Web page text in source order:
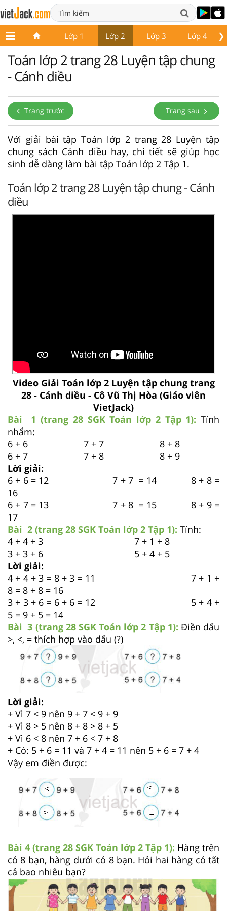
❯
Lớp 1 Lớp 2 Lớp 3 Lớp 4
Toán lớp 2 trang 28 Luyện tập chung
- Cánh diều
Trang trước Trang sau
Với giải bài tập Toán lớp 2 trang 28 Luyện tập
chung sách Cánh diều hay, chi tiết sẽ giúp học
sinh dễ dàng làm bài tập Toán lớp 2 Tập 1.
Toán lớp 2 trang 28 Luyện tập chung - Cánh
diều
Video Giải Toán lớp 2 Luyện tập chung trang
28 - Cánh diều - Cô Vũ Thị Hòa (Giáo viên
VietJack)
Bài 1 (trang 28 SGK Toán lớp 2 Tập 1): Tính
nhẩm:
6 + 6 7 + 7 8 + 8
6 + 7 7 + 8 8 + 9
Lời giải:
6 + 6 = 12 7 + 7 = 14 8 + 8 =
16
6 + 7 = 13 7 + 8 = 15 8 + 9 =
17
Bài 2 (trang 28 SGK Toán lớp 2 Tập 1): Tính:
4 + 4 + 3 7 + 1 + 8
3 + 3 + 6 5 + 4 + 5
Lời giải:
4 + 4 + 3 = 8 + 3 = 11 7 + 1 +
8 = 8 + 8 = 16
3 + 3 + 6 = 6 + 6 = 12 5 + 4 +
5 = 9 + 5 = 14
Bài 3 (trang 28 SGK Toán lớp 2 Tập 1): Điền dấu
>, <, = thích hợp vào dấu (?)
Lời giải:
+ Vì 7 < 9 nên 9 + 7 < 9 + 9
+ Vì 8 > 5 nên 8 + 8 > 8 + 5
+ Vì 6 < 8 nên 7 + 6 < 7 + 8
+ Có: 5 + 6 = 11 và 7 + 4 = 11 nên 5 + 6 = 7 + 4
Vậy em điền được:
Bài 4 (trang 28 SGK Toán lớp 2 Tập 1): Hàng trên
có 8 bạn, hàng dưới có 8 bạn. Hỏi hai hàng có tất
cả bao nhiêu bạn?